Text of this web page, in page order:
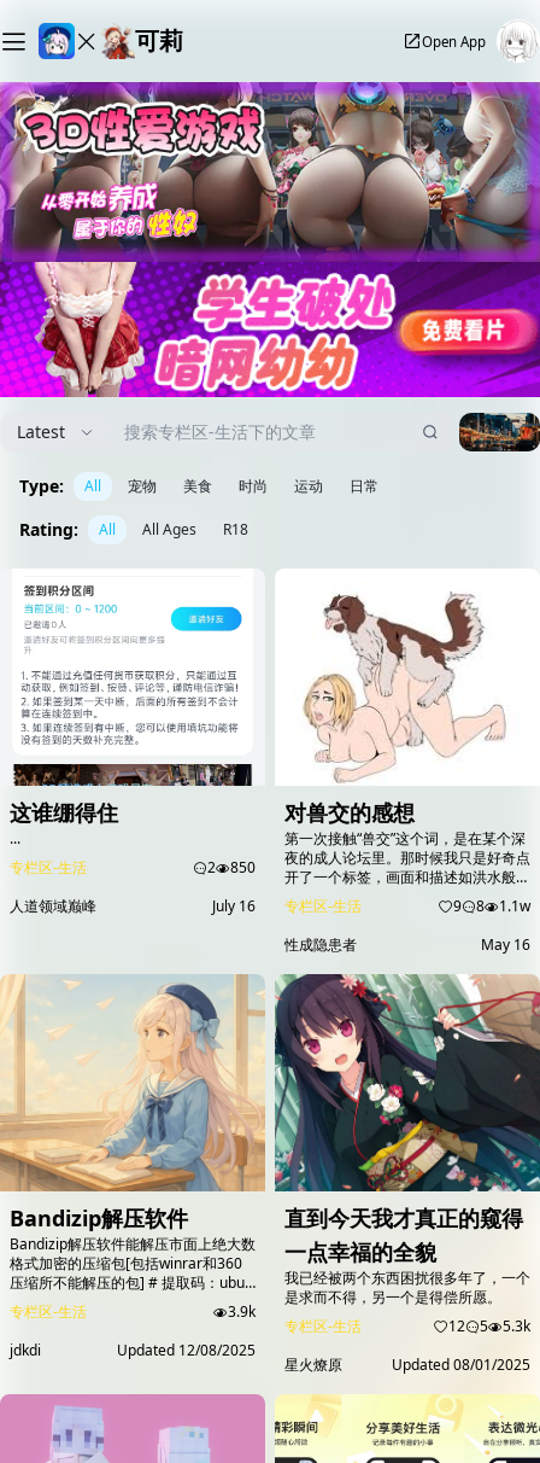
可莉 Open App
Latest
Type: All 宠物 美食 时尚 运动 日常
Rating: All All Ages R18
这谁绷得住
...
专栏区-生活
2
850
人道领域巅峰
July 16
对兽交的感想
第一次接触“兽交”这个词，是在某个深
夜的成人论坛里。那时候我只是好奇点
开了一个标签，画面和描述如洪水般涌
来，带着强烈的禁忌感和原始的冲击
力。起初是震惊、排斥，甚至生理上的
不适——人类怎么能和动物发生那样的
关系？但随着时间推移，我开始尝试理
解这种欲望的根源，也在一些独立RPG
游戏中亲身“体验”了类似剧情。那些游
戏如《Zookeeper Mission》或
《Animal Trail》系列，把...
专栏区-生活 9 8
1.1w
性成隐患者
May 16
Bandizip解压软件
Bandizip解压软件能解压市面上绝大数
格式加密的压缩包[包括winrar和360
压缩所不能解压的包] # 提取码：ubuz
提取码：muZH 提取码：zeih
#njT6oWaj7g4ATCvFyeMZR9uTt5BKNy4PLEiWY4wnEXs
无解压密码电脑自带的就可解压...
专栏区-生活
3.9k
jdkdi
Updated 12/08/2025
直到今天我才真正的窥得
一点幸福的全貌
我已经被两个东西困扰很多年了，一个
是求而不得，另一个是得偿所愿。
专栏区-生活
12 5
5.3k
星火燎原
Updated08/01/2025